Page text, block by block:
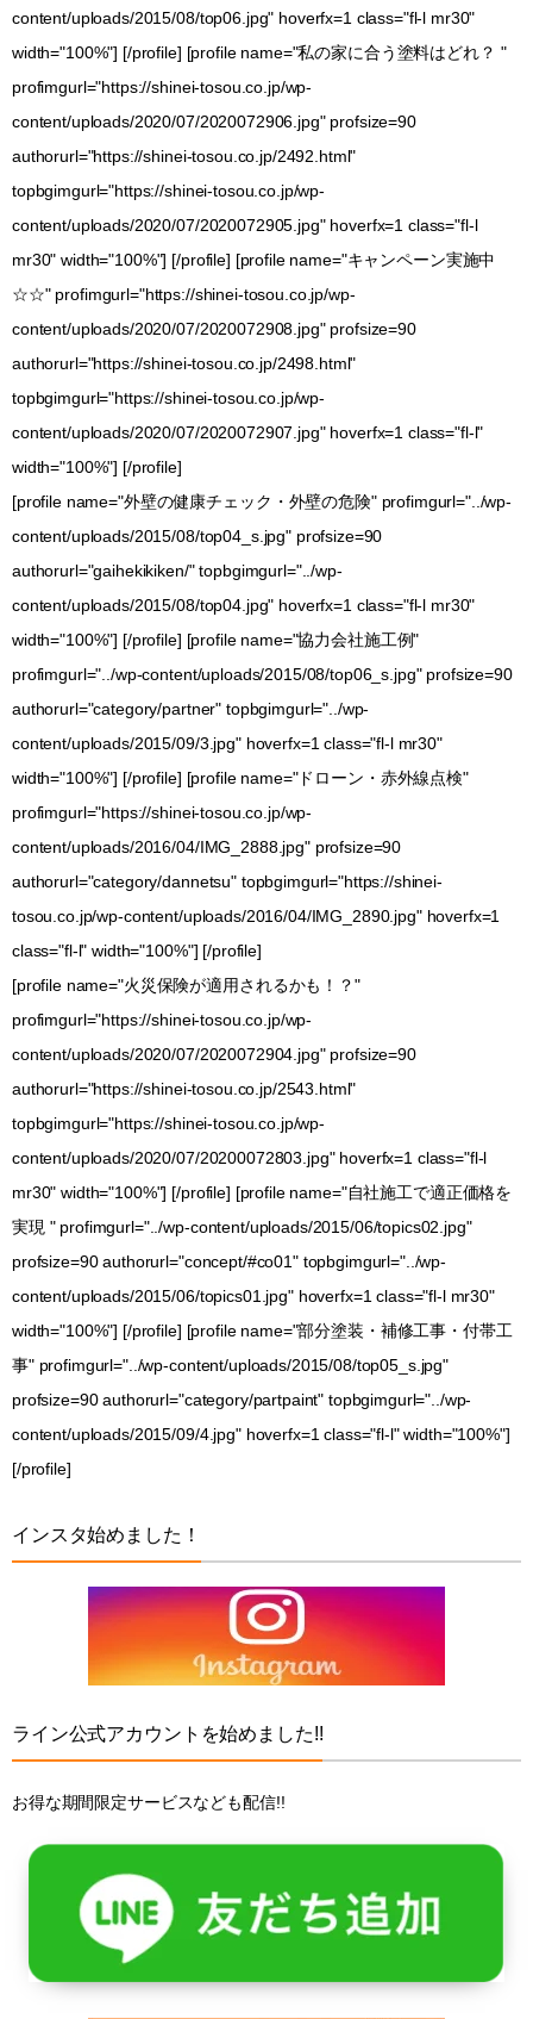
content/uploads/2015/08/top06.jpg" hoverfx=1 class="fl-l mr30"
width="100%"] [/profile] [profile name="私の家に合う塗料はどれ？ "
profimgurl="https://shinei-tosou.co.jp/wp-
content/uploads/2020/07/2020072906.jpg" profsize=90
authorurl="https://shinei-tosou.co.jp/2492.html"
topbgimgurl="https://shinei-tosou.co.jp/wp-
content/uploads/2020/07/2020072905.jpg" hoverfx=1 class="fl-l
mr30" width="100%"] [/profile] [profile name="キャンペーン実施中
☆☆" profimgurl="https://shinei-tosou.co.jp/wp-
content/uploads/2020/07/2020072908.jpg" profsize=90
authorurl="https://shinei-tosou.co.jp/2498.html"
topbgimgurl="https://shinei-tosou.co.jp/wp-
content/uploads/2020/07/2020072907.jpg" hoverfx=1 class="fl-l"
width="100%"] [/profile]
[profile name="外壁の健康チェック・外壁の危険" profimgurl="../wp-
content/uploads/2015/08/top04_s.jpg" profsize=90
authorurl="gaihekikiken/" topbgimgurl="../wp-
content/uploads/2015/08/top04.jpg" hoverfx=1 class="fl-l mr30"
width="100%"] [/profile] [profile name="協力会社施工例"
profimgurl="../wp-content/uploads/2015/08/top06_s.jpg" profsize=90
authorurl="category/partner" topbgimgurl="../wp-
content/uploads/2015/09/3.jpg" hoverfx=1 class="fl-l mr30"
width="100%"] [/profile] [profile name="ドローン・赤外線点検"
profimgurl="https://shinei-tosou.co.jp/wp-
content/uploads/2016/04/IMG_2888.jpg" profsize=90
authorurl="category/dannetsu" topbgimgurl="https://shinei-
tosou.co.jp/wp-content/uploads/2016/04/IMG_2890.jpg" hoverfx=1
class="fl-l" width="100%"] [/profile]
[profile name="火災保険が適用されるかも！？"
profimgurl="https://shinei-tosou.co.jp/wp-
content/uploads/2020/07/2020072904.jpg" profsize=90
authorurl="https://shinei-tosou.co.jp/2543.html"
topbgimgurl="https://shinei-tosou.co.jp/wp-
content/uploads/2020/07/20200072803.jpg" hoverfx=1 class="fl-l
mr30" width="100%"] [/profile] [profile name="自社施工で適正価格を
実現 " profimgurl="../wp-content/uploads/2015/06/topics02.jpg"
profsize=90 authorurl="concept/#co01" topbgimgurl="../wp-
content/uploads/2015/06/topics01.jpg" hoverfx=1 class="fl-l mr30"
width="100%"] [/profile] [profile name="部分塗装・補修工事・付帯工
事" profimgurl="../wp-content/uploads/2015/08/top05_s.jpg"
profsize=90 authorurl="category/partpaint" topbgimgurl="../wp-
content/uploads/2015/09/4.jpg" hoverfx=1 class="fl-l" width="100%"]
[/profile]
インスタ始めました！
ライン公式アカウントを始めました!!
お得な期間限定サービスなども配信!!